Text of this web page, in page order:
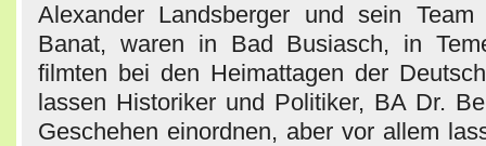
Alexander Landsberger und sein
Banat, waren in Bad Busiasch, in
filmten bei den Heimattagen der
lassen Historiker und Politiker, BA Dr.
Geschehen einordnen, aber vor allem